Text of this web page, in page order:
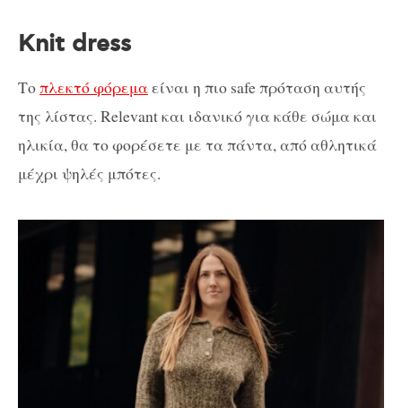
Knit dress
Τοπλεκτό φόρεμαείναι η πιο safe πρόταση αυτής
της λίστας. Relevant και ιδανικό για κάθε σώμα και
ηλικία, θα το φορέσετε με τα πάντα, από αθλητικά
μέχρι ψηλές μπότες.